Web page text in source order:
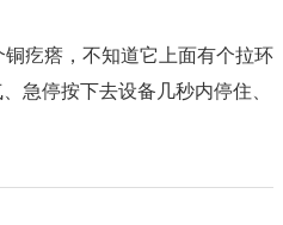
疙瘩，不知道它上面有个拉环
急停按下去设备几秒内停住、